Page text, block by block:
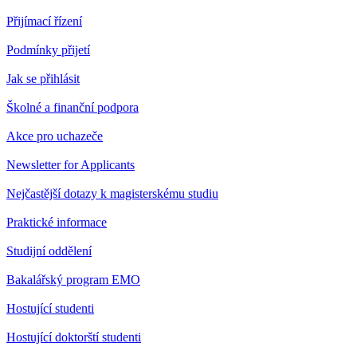
Přijímací řízení
Podmínky přijetí
Jak se přihlásit
Školné a finanční podpora
Akce pro uchazeče
Newsletter for Applicants
Nejčastější dotazy k magisterskému studiu
Praktické informace
Studijní oddělení
Bakalářský program EMO
Hostující studenti
Hostující doktorští studenti